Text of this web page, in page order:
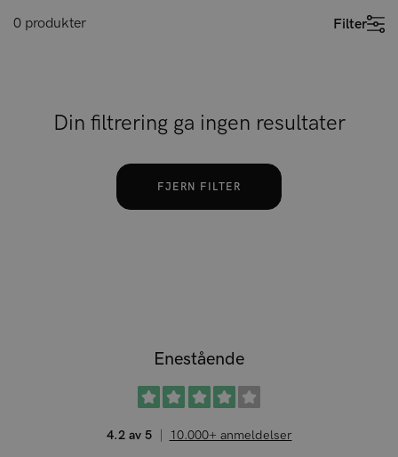
0 produkter Filter
Din filtrering ga ingen resultater
FJERN FILTER
Enestående
4.2 av 5 10.000+ anmeldelser